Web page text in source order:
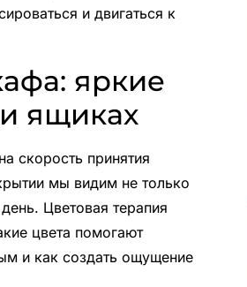
и двигаться к
яркие
ящиках
скорость принятия
мы видим не только
Цветовая терапия
цвета помогают
и как создать ощущение